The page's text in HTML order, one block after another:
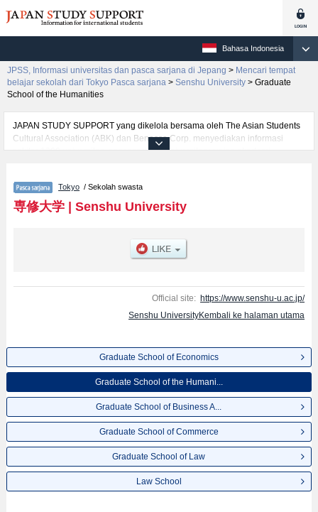
Bahasa Indonesia
JPSS, Informasi universitas dan pasca sarjana di Jepang > Mencari tempat
belajar sekolah dari Tokyo Pasca sarjana > Senshu University > Graduate
School of the Humanities
JAPAN STUDY SUPPORT yang dikelola bersama oleh The Asian Students
Cultural Association (ABK) dan Benesse Corp. menyediakan informasi
sekitar 1300 universitas, pascasarjana, universitas yunior, akademi
per jurusan riset seperti %% research %%, serta berbagai informasi yang
berguna bagi mahasiswa(i) mancanegara seperti kuota untuk jumlah
pendaftar dan jumlah kelulusan ujian masuk mahasiswa(i) mancanegara,
lainnya. Silakan memanfaatkannya.
Tokyo / Sekolah swasta
専修大学| Senshu University
Official site: https://www.senshu-u.ac.jp/
Senshu UniversityKembali ke halaman utama
Graduate School of Economics
Graduate School of the Humani...
Graduate School of Business A...
Graduate School of Commerce
Graduate School of Law
Law School